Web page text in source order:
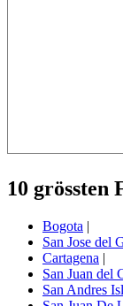
10 grössten
Bogota |
San Jose del
Cartagena |
San Juan del
San Andres